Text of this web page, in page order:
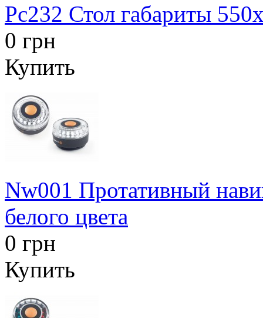
Pc232 Стол габариты
0 грн
Купить
Nw001 Протативный
белого цвета
0 грн
Купить